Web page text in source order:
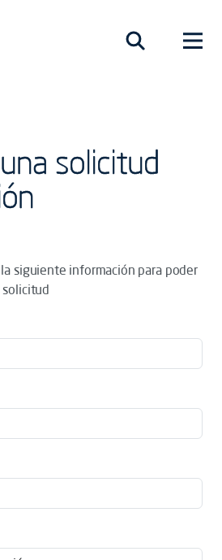
solicitud
siguiente información para poder
solicitud